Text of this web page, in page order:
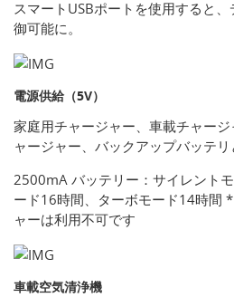
スマートUSBポートを使用すると
御可能に。
電源供給（5V）
家庭用チャージャー、車載チャージ
ャージャー、バックアップバッテリ
2500mA バッテリー：サイレント
ード16時間、ターボモード14時間
ャーは利用不可です
車載空気清浄機